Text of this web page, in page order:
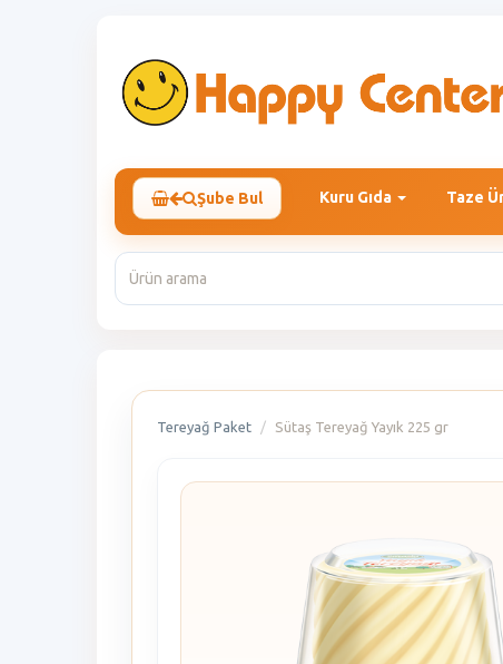
Şube Bul Kuru Gıda Taze
Tereyağ Paket Sütaş Tereyağ Yayık 225 gr